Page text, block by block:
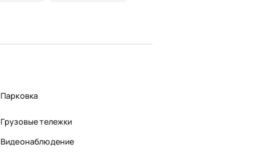
Парковка
Грузовые тележки
Видеонаблюдение